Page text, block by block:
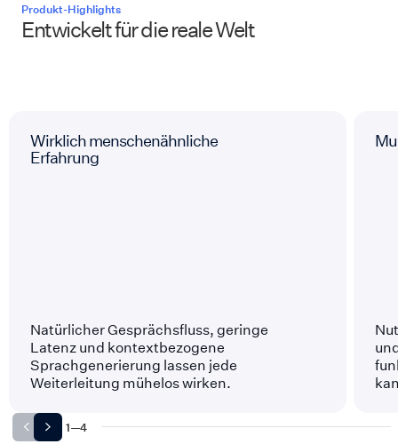
Produkt-Highlights
Entwickelt für die reale Welt
Wirklich menschenähnliche
Erfahrung
Natürlicher Gesprächsfluss, geringe
Latenz und kontextbezogene
Sprachgenerierung lassen jede
Weiterleitung mühelos wirken.
1—4